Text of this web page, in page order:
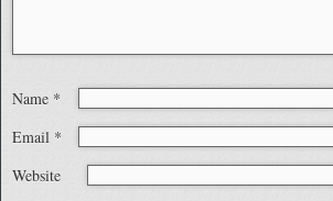
Name *
Email *
Website